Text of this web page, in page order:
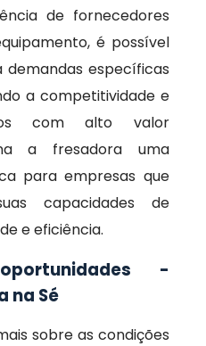
de fornecedores
é possível
específicas
a competitividade e
com alto valor
a fresadora uma
para empresas que
capacidades de
e eficiência.
-
na Sé
sobre as condições